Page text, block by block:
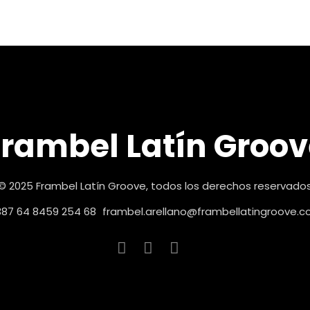
Latín
2025 Frambel Latín Groove, todos los derechos
64 8459 254 68